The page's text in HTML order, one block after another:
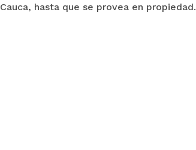
hasta que se provea en propiedad.